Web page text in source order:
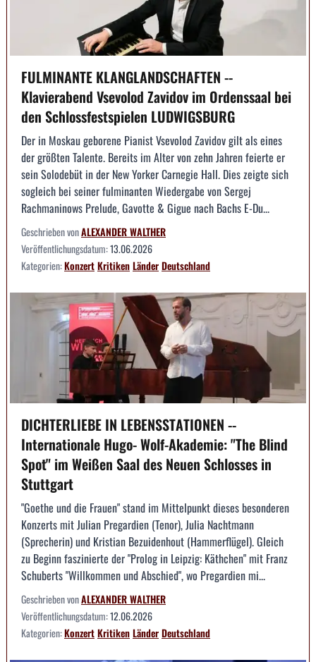
FULMINANTE KLANGLANDSCHAFTEN --
Klavierabend Vsevolod Zavidov im Ordenssaal bei
den Schlossfestspielen LUDWIGSBURG
Der in Moskau geborene Pianist Vsevolod Zavidov gilt als eines
der größten Talente. Bereits im Alter von zehn Jahren feierte er
sein Solodebüt in der New Yorker Carnegie Hall. Dies zeigte sich
sogleich bei seiner fulminanten Wiedergabe von Sergej
Rachmaninows Prelude, Gavotte & Gigue nach Bachs E-Du...
Geschrieben vonALEXANDER WALTHER
Veröffentlichungsdatum:13.06.2026
Kategorien:KonzertKritikenLänderDeutschland
DICHTERLIEBE IN LEBENSSTATIONEN --
Internationale Hugo- Wolf-Akademie: "The Blind
Spot" im Weißen Saal des Neuen Schlosses in
Stuttgart
"Goethe und die Frauen" stand im Mittelpunkt dieses besonderen
Konzerts mit Julian Pregardien (Tenor), Julia Nachtmann
(Sprecherin) und Kristian Bezuidenhout (Hammerflügel). Gleich
zu Beginn faszinierte der "Prolog in Leipzig: Käthchen" mit Franz
Schuberts "Willkommen und Abschied", wo Pregardien mi...
Geschrieben vonALEXANDER WALTHER
Veröffentlichungsdatum:12.06.2026
Kategorien:KonzertKritikenLänderDeutschland